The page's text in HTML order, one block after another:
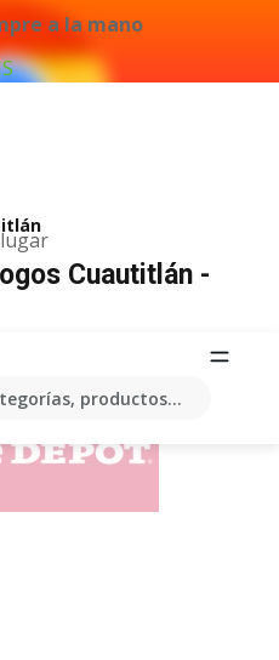
a la mano
productos...
Cuautitlán -